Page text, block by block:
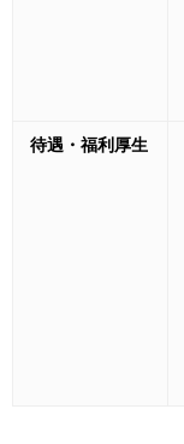
待遇・福利厚生